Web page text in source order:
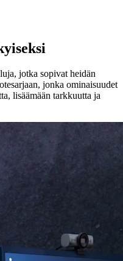
jotka sopivat heidän
jonka ominaisuudet
lisäämään tarkkuutta ja